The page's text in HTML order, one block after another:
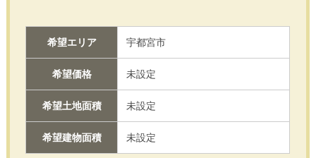
希望エリア 宇都宮市
希望価格 未設定
希望土地面積 未設定
希望建物面積 未設定